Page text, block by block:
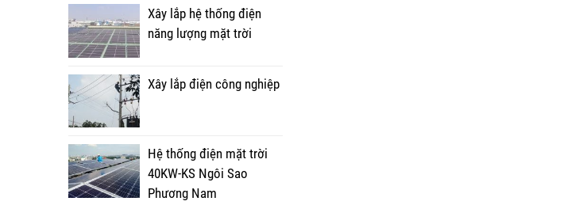
Xây lắp hệ thống điện
năng lượng mặt trời
Xây lắp điện công nghiệp
Hệ thống điện mặt trời
40KW-KS Ngôi Sao
Phương Nam